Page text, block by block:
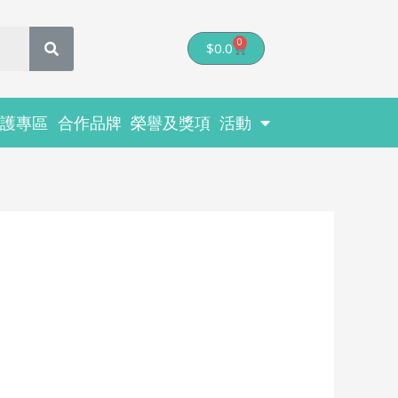
$0.0 0
Cart
專區 合作品牌 榮譽及獎項 活動